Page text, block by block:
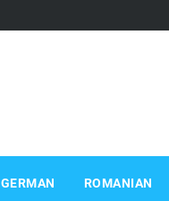
ROMANIAN
GERMAN